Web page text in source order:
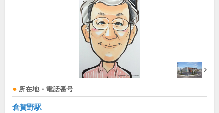
所在地・電話番号
倉賀野駅